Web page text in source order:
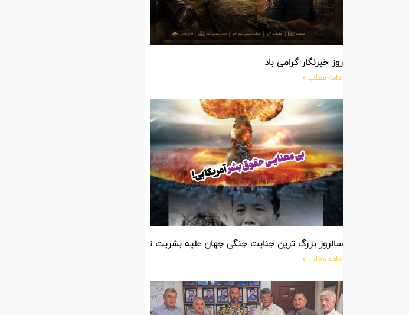
روز خبرنگار گرامی باد
ادامه مطلب »
سالروز بزرگ ترین جنایت جنگی جهان علیه بشریت توسط بزرگ ترین مدعی دروغین حقوق بشر
ادامه مطلب »